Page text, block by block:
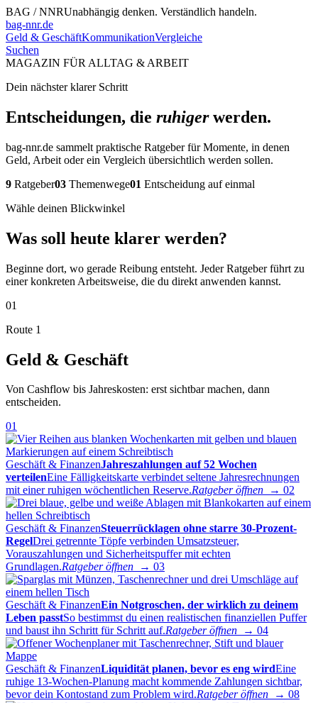
BAG / NNRUnabhängig denken. Verständlich handeln.
bag-nnr.de
Geld & GeschäftKommunikationVergleiche
Suchen
MAGAZIN FÜR ALLTAG & ARBEIT
Dein nächster klarer Schritt
Entscheidungen, die ruhigerwerden.
bag-nnr.de sammelt praktische Ratgeber für Momente, in denen
Geld, Arbeit oder ein Vergleich übersichtlich werden sollen.
9 Ratgeber03 Themenwege01 Entscheidung auf einmal
Wähle deinen Blickwinkel
Was soll heute klarer werden?
Beginne dort, wo gerade Reibung entsteht. Jeder Ratgeber führt zu
einer konkreten Arbeitsweise, die du direkt anwenden kannst.
01
Route 1
Geld & Geschäft
Von Cashflow bis Jahreskosten: erst sichtbar machen, dann
entscheiden.
01
Geschäft & FinanzenJahreszahlungen auf 52 Wochen
verteilenEine Fälligkeitskarte verbindet seltene Jahresrechnungen
mit einer ruhigen wöchentlichen Reserve.Ratgeber öffnen → 02
Geschäft & FinanzenSteuerrücklagen ohne starre 30-Prozent-
RegelDrei getrennte Töpfe verbinden Umsatzsteuer,
Vorauszahlungen und Sicherheitspuffer mit echten
Grundlagen.Ratgeber öffnen → 03
Geschäft & FinanzenEin Notgroschen, der wirklich zu deinem
Leben passtSo bestimmst du einen realistischen finanziellen Puffer
und baust ihn Schritt für Schritt auf.Ratgeber öffnen → 04
Geschäft & FinanzenLiquidität planen, bevor es eng wirdEine
ruhige 13-Wochen-Planung macht kommende Zahlungen sichtbar,
bevor dein Kontostand zum Problem wird.Ratgeber öffnen → 08